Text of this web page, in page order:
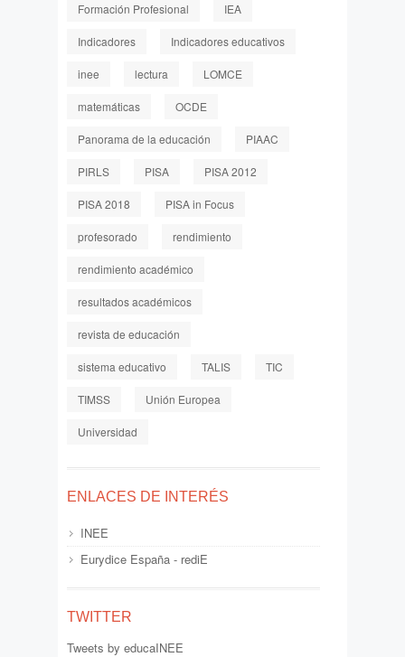
Formación Profesional IEA
Indicadores Indicadores educativos
inee lectura LOMCE
matemáticas OCDE
Panorama de la educación PIAAC
PIRLS PISA PISA 2012
PISA 2018 PISA in Focus
profesorado rendimiento
rendimiento académico
resultados académicos
revista de educación
sistema educativo TALIS TIC
TIMSS Unión Europea
Universidad
ENLACES DE INTERÉS
INEE
Eurydice España - rediE
TWITTER
Tweets by educaINEE